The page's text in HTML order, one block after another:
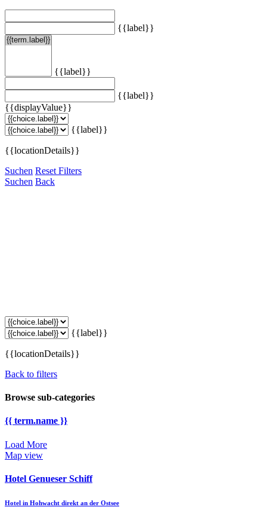
{{label}}
{{label}}
{{label}}
{{displayValue}}
{{label}}
{{locationDetails}}
Suchen Reset Filters
Suchen Back
{{label}}
{{locationDetails}}
Back to filters
Browse sub-categories
{{ term.name }}
Load More
Map view
Hotel Genueser Schiff
Hotel in Hohwacht direkt an der Ostsee